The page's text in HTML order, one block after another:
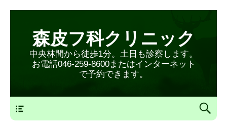
森皮フ科クリニック
中央林間から徒歩1分。土日も診察します。
お電話046-259-8600またはインターネット
で予約できます。